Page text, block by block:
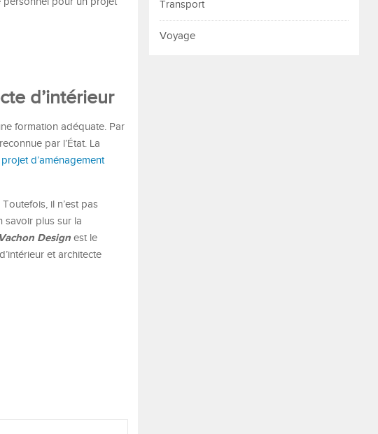
d’intérieur
formation adéquate. Par
par l’État. La
projet d’aménagement
il n’est pas
savoir plus sur la
Design est le
et architecte
Transport
Voyage